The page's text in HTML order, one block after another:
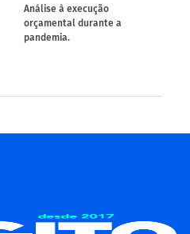
Análise à execução
orçamental durante a
pandemia.